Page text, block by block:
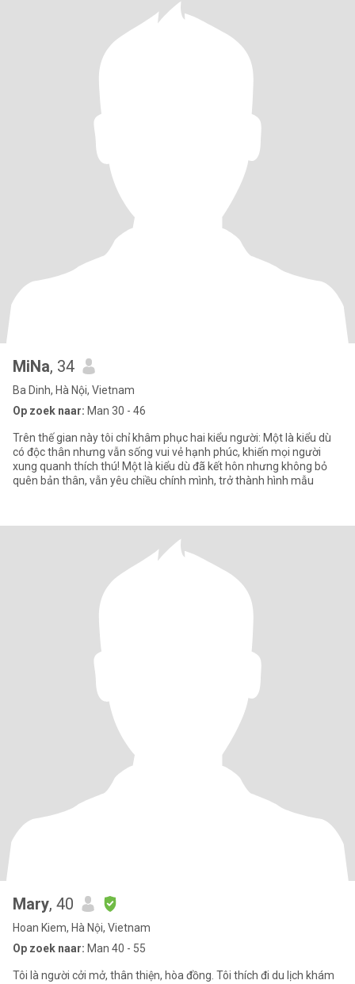
MiNa, 34
Ba Dinh, Hà Nội, Vietnam
Op zoek naar: Man 30 - 46
Trên thế gian này tôi chỉ khâm phục hai kiểu người: Một là kiểu dù
có độc thân nhưng vẫn sống vui vẻ hạnh phúc, khiến mọi người
xung quanh thích thú! Một là kiểu dù đã kết hôn nhưng không bỏ
quên bản thân, vẫn yêu chiều chính mình, trở thành hình mẫu
Mary, 40
Hoan Kiem, Hà Nội, Vietnam
Op zoek naar: Man 40 - 55
Tôi là người cởi mở, thân thiện, hòa đồng. Tôi thích đi du lịch khám